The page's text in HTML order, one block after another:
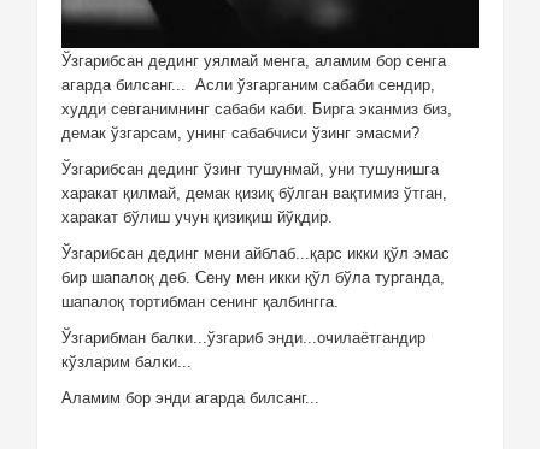
Ўзгарибсан дединг уялмай менга, аламим бор сенга
агарда билсанг... Асли ўзгарганим сабаби сендир,
худди севганимнинг сабаби каби. Бирга эканмиз биз,
демак ўзгарсам, унинг сабабчиси ўзинг эмасми?
Ўзгарибсан дединг ўзинг тушунмай, уни тушунишга
харакат қилмай, демак қизиқ бўлган вақтимиз ўтган,
харакат бўлиш учун қизиқиш йўқдир.
Ўзгарибсан дединг мени айблаб...қарс икки қўл эмас
бир шапалоқ деб. Сену мен икки қўл бўла турганда,
шапалоқ тортибман сенинг қалбингга.
Ўзгарибман балки...ўзгариб энди...очилаётгандир
кўзларим балки...
Аламим бор энди агарда билсанг...